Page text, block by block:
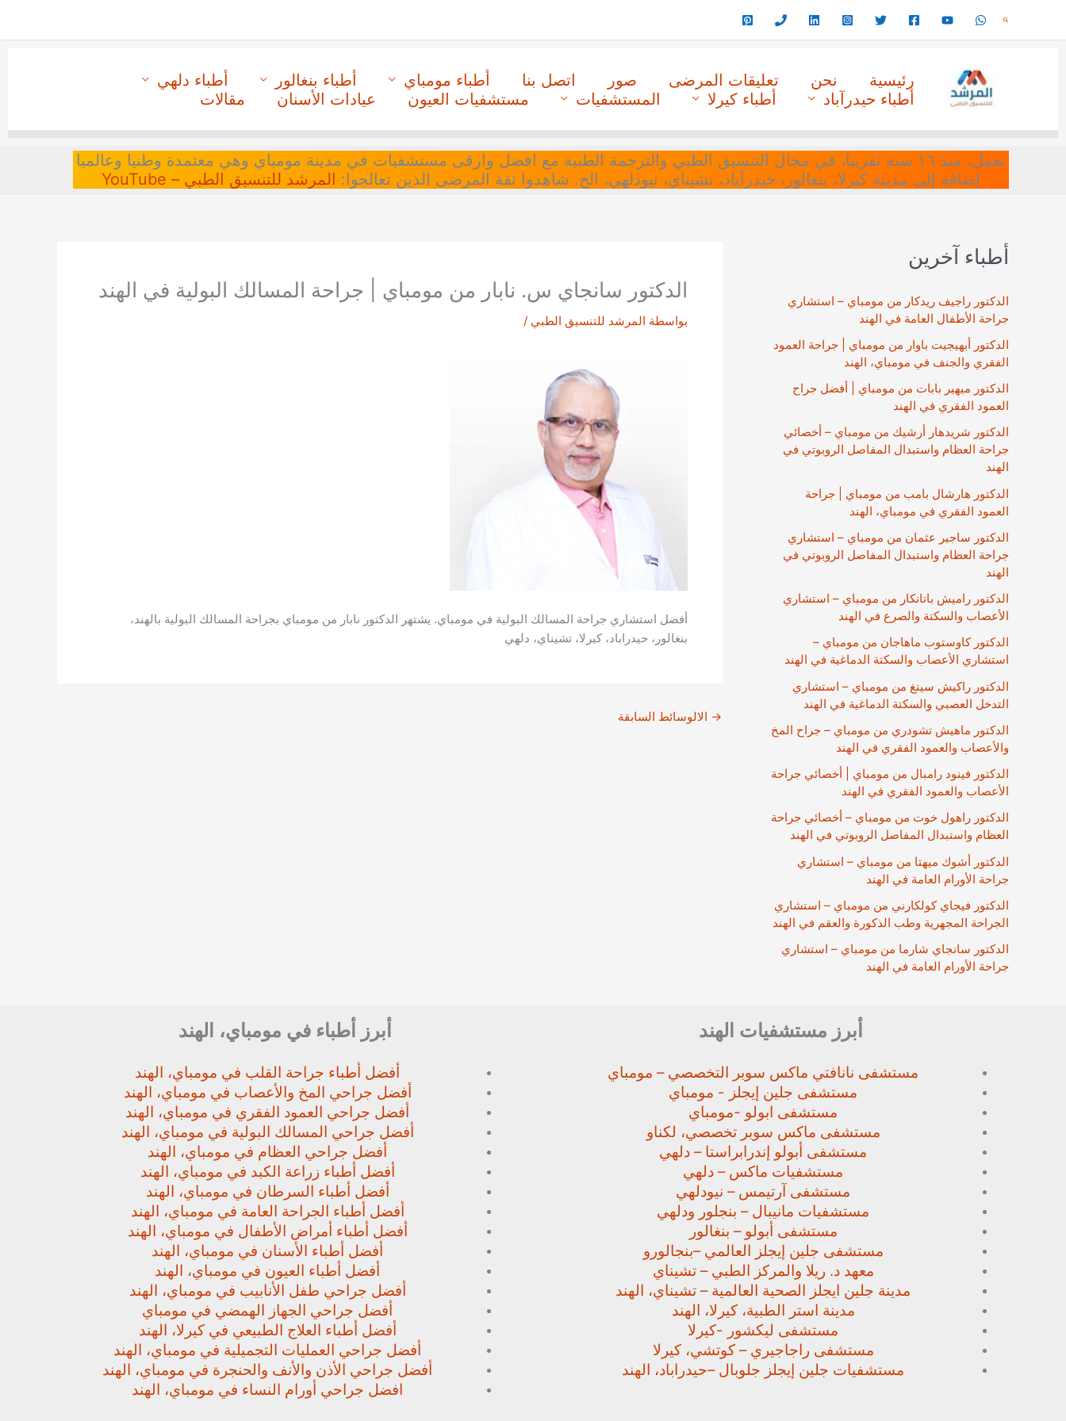
البحث
رئيسية نحن تعليقات المرضى صور اتصل بنا أطباء مومباي أطباء بنغالور
أطباء دلهي
أطباء حيدرآباد
أطباء كيرلا المستشفيات مستشفيات العيون عيادات الأسنان مقالات
نعمل، منذ ١٦ سنة تقريبا، في مجال التنسيق الطبي والترجمة الطبية مع افضل وارقى مستشفيات في مدينة مومباي وهي معتمدة وطنيا وعالميا
إضافة إلى مدينة كيرلا، بنغالور، حيدرآباد، تشيناي، نيودلهي، الخ. شاهدوا ثقة المرضى الذين تعالجوا: المرشد للتنسيق الطبي – YouTube
أطباء آخرين
الدكتور راجيف ريدكار من مومباي – استشاري
جراحة الأطفال العامة في الهند
الدكتور أبهيجيت باوار من مومباي | جراحة العمود
الفقري والجنف في مومباي، الهند
الدكتور ميهير بابات من مومباي | أفضل جراح
العمود الفقري في الهند
الدكتور شريدهار أرشيك من مومباي – أخصائي
جراحة العظام واستبدال المفاصل الروبوتي في
الهند
الدكتور هارشال بامب من مومباي | جراحة
العمود الفقري في مومباي، الهند
الدكتور ساجير عثمان من مومباي – استشاري
جراحة العظام واستبدال المفاصل الروبوتي في
الهند
الدكتور راميش باتانكار من مومباي – استشاري
الأعصاب والسكتة والصرع في الهند
الدكتور كاوستوب ماهاجان من مومباي –
استشاري الأعصاب والسكتة الدماغية في الهند
الدكتور راكيش سينغ من مومباي – استشاري
التدخل العصبي والسكتة الدماغية في الهند
الدكتور ماهيش تشودري من مومباي – جراح المخ
والأعصاب والعمود الفقري في الهند
الدكتور فينود رامبال من مومباي | أخصائي جراحة
الأعصاب والعمود الفقري في الهند
الدكتور راهول خوت من مومباي – أخصائي جراحة
العظام واستبدال المفاصل الروبوتي في الهند
الدكتور أشوك ميهتا من مومباي – استشاري
جراحة الأورام العامة في الهند
الدكتور فيجاي كولكارني من مومباي – استشاري
الجراحة المجهرية وطب الذكورة والعقم في الهند
الدكتور سانجاي شارما من مومباي – استشاري
جراحة الأورام العامة في الهند
الدكتور سانجاي س. نابار من مومباي | جراحة المسالك البولية في الهند
بواسطة المرشد للتنسيق الطبي /
أفضل استشاري جراحة المسالك البولية في مومباي. يشتهر الدكتور نابار من مومباي بجراحة المسالك البولية بالهند،
بنغالور، حيدراباد، كيرلا، تشيناي، دلهي
→ الالوسائط السابقة
أبرز مستشفيات الهند
مستشفى نانافتي ماكس سوبر التخصصي – مومباي
مستشفى جلين إيجلز - مومباي
مستشفى ابولو -مومباي
مستشفى ماكس سوبر تخصصي، لكناو
مستشفى أبولو إندرابراستا – دلهي
مستشفيات ماكس – دلهي
مستشفى آرتيمس – نيودلهي
مستشفيات مانيبال – بنجلور ودلهي
مستشفى أبولو – بنغالور
مستشفى جلين إيجلز العالمي –بنجالورو
معهد د. ريلا والمركز الطبي – تشيناي
مدينة جلين ايجلز الصحية العالمية – تشيناي، الهند
مدينة استر الطبية، كيرلا، الهند
مستشفى ليكشور -كيرلا
مستشفى راجاجيري – كوتشي، كيرلا
مستشفيات جلين إيجلز جلوبال –حيدراباد، الهند
أبرز أطباء في مومباي، الهند
أفضل أطباء جراحة القلب في مومباي، الهند
أفضل جراحي المخ والأعصاب في مومباي، الهند
أفضل جراحي العمود الفقري في مومباي، الهند
أفضل جراحي المسالك البولية في مومباي، الهند
أفضل جراحي العظام في مومباي، الهند
أفضل أطباء زراعة الكبد في مومباي، الهند
أفضل أطباء السرطان في مومباي، الهند
أفضل أطباء الجراحة العامة في مومباي، الهند
أفضل أطباء أمراض الأطفال في مومباي، الهند
أفضل أطباء الأسنان في مومباي، الهند
أفضل أطباء العيون في مومباي، الهند
أفضل جراحي طفل الأنابيب في مومباي، الهند
أفضل جراحي الجهاز الهمضي في مومباي
أفضل أطباء العلاج الطبيعي في كيرلا، الهند
أفضل جراحي العمليات التجميلية في مومباي، الهند
أفضل جراحي الأذن والأنف والحنجرة في مومباي، الهند
افضل جراحي أورام النساء في مومباي، الهند